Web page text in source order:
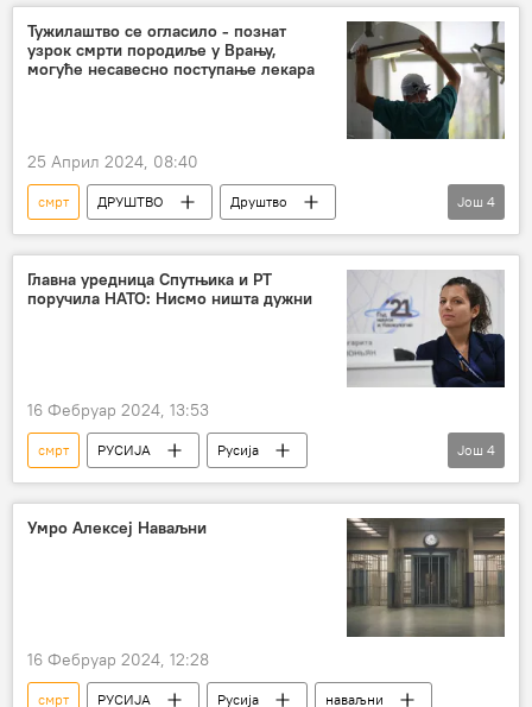
Тужилаштво се огласило - познат
узрок смрти породиље у Врању,
могуће несавесно поступање лекара
25 Април 2024, 08:40
смрт ДРУШТВО
Друштво
Србија – друштво
Врање
Породиља
обдукција
Још 4
Главна уредница Спутњика и РТ
поручила НАТО: Нисмо ништа дужни
16 Фебруар 2024, 13:53
смрт РУСИЈА
Русија
Алексеј Наваљни
Маргарита Симоњан
НАТО
Јенс Столтенберг
Још 4
Умро Алексеј Наваљни
16 Фебруар 2024, 12:28
смрт РУСИЈА Русија наваљни